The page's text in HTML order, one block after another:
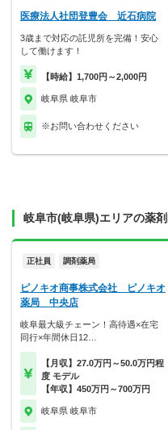
医療法人社団登豊会 近石病院
3歳まで対応の託児所を完備！安心
して働けます！
【時給】1,700円～2,000円
岐阜県 岐阜市
※お問い合わせください
岐阜市(岐阜県)エリアの薬
正社員 調剤薬局
ピノキオ商事株式会社 ピノキオ
薬局 中央店
岐阜最大級チェーン！高待遇×在宅
同行×年間休日12…
【月収】27.0万円～50.0万円程
度 モデル
【年収】450万円～700万円
岐阜県 岐阜市